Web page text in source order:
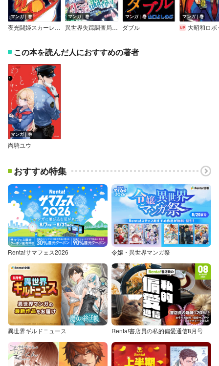
マンガ｜巻
夜光闘姫スカーレット
マンガ｜巻
異世界失踪調査局 ～異世界へ消えた人たちにもなにやら事情があるようです～【合本版】
マンガ｜巻
ダブル
マンガ｜巻
大昭和ロボット捜
この本を読んだ人におすすめの著者
マンガ｜巻
尚騎ユウ
おすすめ特集
Renta!サマフェス2026 令嬢・異世界マンガ祭
異世界ギルドニュース Renta!書店員の私的偏愛通信8月号